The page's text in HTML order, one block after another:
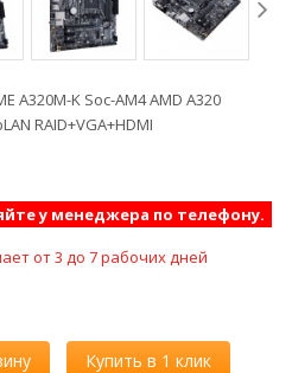
A320M-K Soc-AM4 AMD A320
RAID+VGA+HDMI
у менеджера по телефону.
от 3 до 7 рабочих дней
Купить в 1 клик